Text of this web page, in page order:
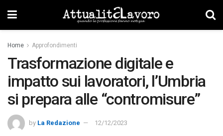
Home Approfondimenti
Trasformazione digitale e
impatto sui lavoratori, l’Umbria
si prepara alle “contromisure”
by La Redazione 12/12/2023